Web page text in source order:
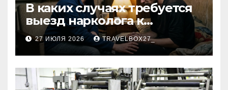
В каких случаях требуется
выезд нарколога к
пациенту
27 ИЮЛЯ 2026 TRAVELBOX27_